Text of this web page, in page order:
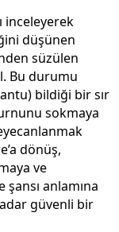
inceleyerek
düşünen
süzülen
Bu durumu
bildiği bir sır
sokmaya
dönüş,
ve
anlamına
güvenli bir